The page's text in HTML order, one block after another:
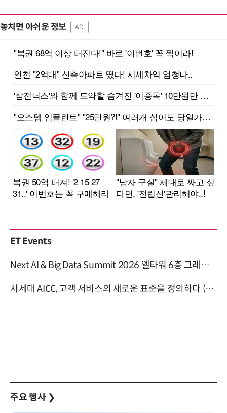
놓치면 아쉬운 정보 AD
ET Events
Next AI & Big Data Summit 2026 엘타워 6층 그레이스홀 개최 (9/18)
차세대 AICC, 고객 서비스의 새로운 표준을 정의하다 (9/9)
주요 행사 ❯